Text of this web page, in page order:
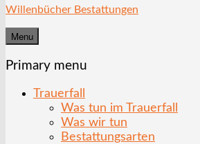
Willenbücher Bestattungen
Menu
Primary menu
Trauerfall
Was tun im Trauerfall
Was wir tun
Bestattungsarten